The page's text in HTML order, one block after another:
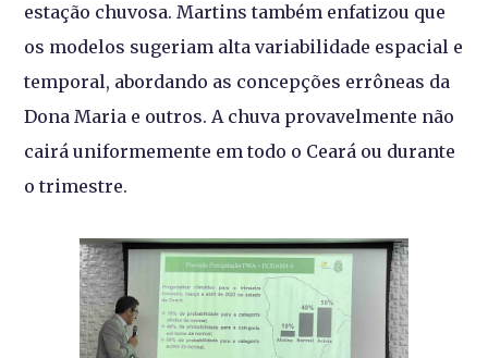
estação chuvosa. Martins também enfatizou que
os modelos sugeriam alta variabilidade espacial e
temporal, abordando as concepções errôneas da
Dona Maria e outros. A chuva provavelmente não
cairá uniformemente em todo o Ceará ou durante
o trimestre.